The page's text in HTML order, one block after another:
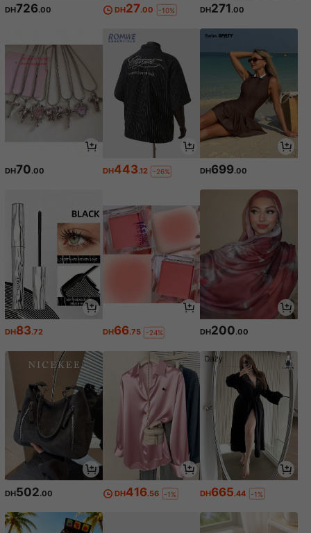
DH726.00 DH27.00 -10% DH271.00
DH70.00 DH443.12 -26% DH699.00
DH83.72 DH66.75 -24% DH200.00
DH502.00 DH416.56 -1% DH665.44 -1%